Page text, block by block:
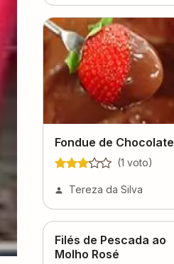
Fondue de Chocolate
(1 voto)
Tereza da Silva
Filés de Pescada ao
Molho Rosé